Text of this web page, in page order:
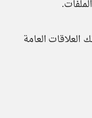
العلاقات العامة